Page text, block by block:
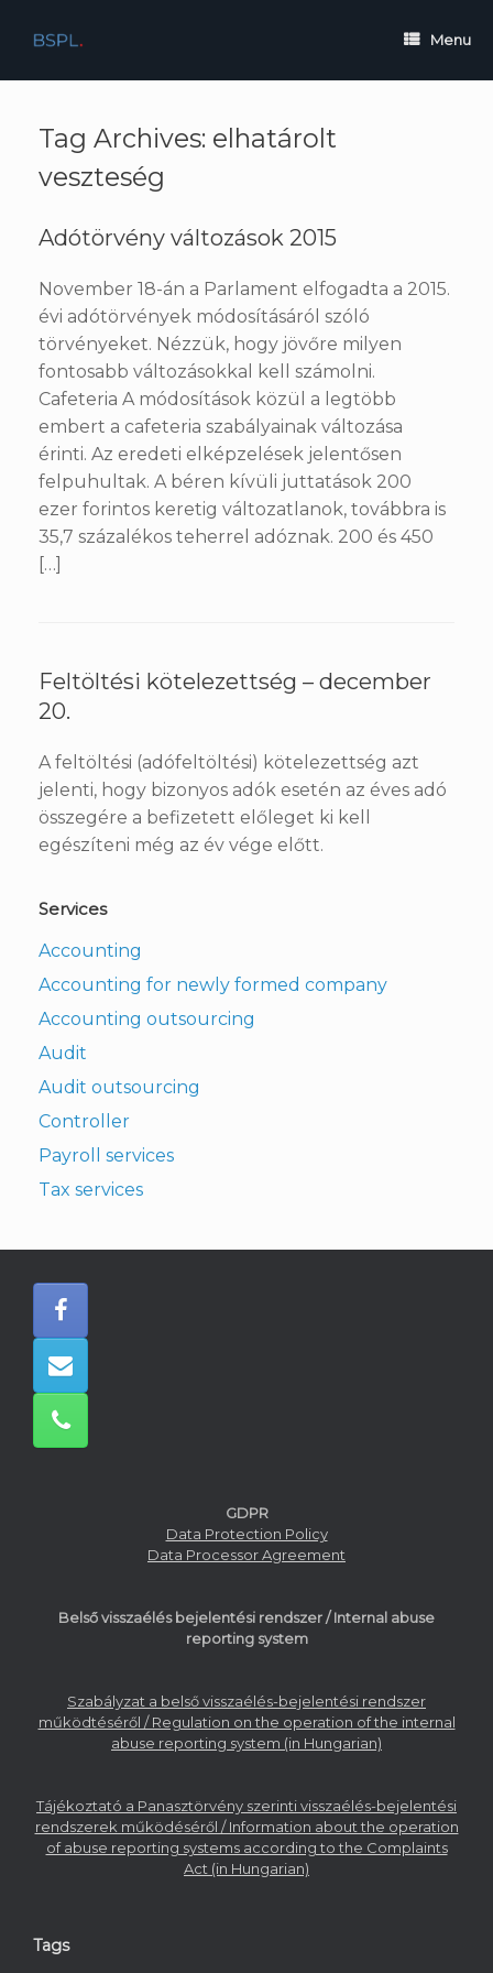
content
Menu
Tag Archives: elhatárolt
veszteség
Adótörvény változások 2015
November 18-án a Parlament elfogadta a 2015.
évi adótörvények módosításáról szóló
törvényeket. Nézzük, hogy jövőre milyen
fontosabb változásokkal kell számolni.
Cafeteria A módosítások közül a legtöbb
embert a cafeteria szabályainak változása
érinti. Az eredeti elképzelések jelentősen
felpuhultak. A béren kívüli juttatások 200
ezer forintos keretig változatlanok, továbbra is
35,7 százalékos teherrel adóznak. 200 és 450
[…]
Feltöltési kötelezettség – december
20.
A feltöltési (adófeltöltési) kötelezettség azt
jelenti, hogy bizonyos adók esetén az éves adó
összegére a befizetett előleget ki kell
egészíteni még az év vége előtt.
Services
Accounting
Accounting for newly formed company
Accounting outsourcing
Audit
Audit outsourcing
Controller
Payroll services
Tax services
GDPR
Data Protection Policy
Data Processor Agreement
Belső visszaélés bejelentési rendszer / Internal abuse
reporting system
Szabályzat a belső visszaélés-bejelentési rendszer
működtéséről / Regulation on the operation of the internal
abuse reporting system (in Hungarian)
Tájékoztató a Panasztörvény szerinti visszaélés-bejelentési
rendszerek működéséről / Information about the operation
of abuse reporting systems according to the Complaints
Act (in Hungarian)
Tags